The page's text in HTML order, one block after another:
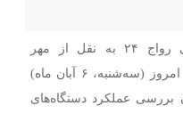
به گزارش پایگاه خبری – تحلیلی رواج ۲۴ به نقل از مهر
، محمدباقر قالیباف در جلسه علنی امروز (سه‌شنبه، ۶ آبان ماه)
عملکرد دستگاه‌های